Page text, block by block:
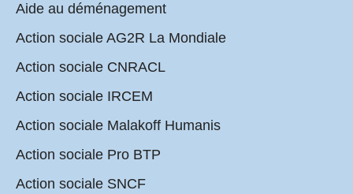
Aide au déménagement
Action sociale AG2R La Mondiale
Action sociale CNRACL
Action sociale IRCEM
Action sociale Malakoff Humanis
Action sociale Pro BTP
Action sociale SNCF